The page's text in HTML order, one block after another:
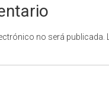
no será publicada.